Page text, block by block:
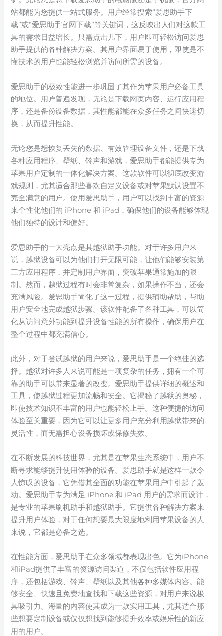
站都能为您提供一站式服务。用户经常搜索“爱思助手下
载”或“爱思助手官网下载”等关键词，这反映出人们对这款工
具的需求日益增长。只需点击几下，用户即可轻松访问爱思
助手提供的各种解决方案。其用户界面易于使用，即使是不
懂技术的用户也能轻松浏览并访问所需的设备。
爱思助手的极致性能进一步巩固了其作为苹果用户必备工具
的地位。用户普遍发现，无论是下载网页内容、运行应用程
序，还是备份设备数据，其性能都能在众多任务之间快速切
换，从而提升性能。
无论您是想恢复丢失的数据、有效管理设备文件，还是下载
各种应用程序、壁纸、铃声和游戏，爱思助手都能提供专为
苹果用户定制的一体化解决方案。这款软件可以彻底改变游
戏规则，尤其适合那些喜欢自定义设备或对苹果默认设置不
完全满意的用户。使用爱思助手，用户可以找到丰富的资源
来个性化他们的 iPhone 和 iPad，确保他们的设备能够体现
他们独特的设计和偏好。
爱思助手的一大亮点是其越狱助手功能。对于许多用户来
说，越狱设备可以为他们打开无限可能，让他们能够安装第
三方应用程序，并定制用户界面，突破苹果通常施加的限
制。然而，越狱过程有时会非常复杂，如果操作不当，还会
充满风险。爱思助手简化了这一过程，提供辅助帮助，帮助
用户安全地完成越狱步骤。该软件配备了各种工具，可以简
化从访问意外功能到提升设备性能的所有操作，确保用户在
整个过程中都充满信心。
此外，对于尝试越狱的用户来说，爱思助手是一个绝佳的选
择。越狱对许多人来说可能是一项复杂的任务，拥有一个可
靠的助手可以带来显著的改变。爱思助手提供详细的概述和
工具，使越狱过程更加流畅和安全。它揭秘了越狱的奥秘，
即使技术知识不丰富的用户也能轻松上手。这种便捷的访问
体验至关重要，因为它可以让更多用户充分利用越狱带来的
灵活性，而无需担心设备损坏或保修失效。
在不断发展的科技世界，尤其是在苹果生态系统中，用户不
断寻求能够提升使用体验的设备。爱思助手就是这样一款令
人惊叹的设备，它凭借其全面的功能在苹果用户中引起了轰
动。爱思助手专为满足 iPhone 和 iPad 用户的需求而设计，
是专业的苹果刷机助手和越狱助手。它提供各种解决方案来
提升用户体验，对于任何想要最大限度地利用苹果设备的人
来说，它都是必备之选。
在性能方面，爱思助手在众多领域都表现出色。它为iPhone
和iPad提供了丰富的资源访问渠道，不仅包括软件应用程
序，还包括游戏、铃声、壁纸以及其他各种多媒体内容。能
够安全、快速且免费地查找和下载这些资源，对用户来说极
具吸引力。海量的内容使其成为一款实用工具，尤其适合那
些想要定制设备或仅仅想找到能够提升效率或娱乐性的新应
用的用户。